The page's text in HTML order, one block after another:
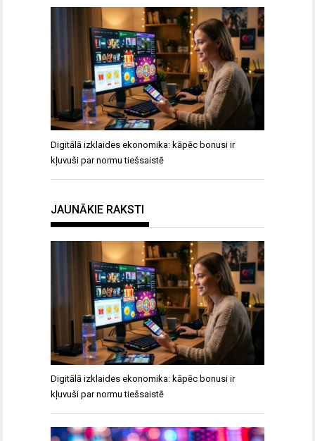
Digitālā izklaides ekonomika: kāpēc bonusi ir
kļuvuši par normu tiešsaistē
JAUNĀKIE RAKSTI
Digitālā izklaides ekonomika: kāpēc bonusi ir
kļuvuši par normu tiešsaistē